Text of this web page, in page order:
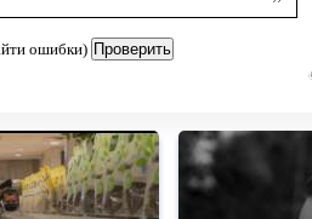
ошибки)